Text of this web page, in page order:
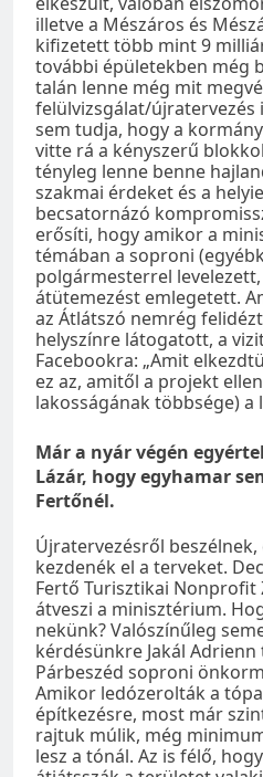
illetve a Mészáros és
kifizetett több mint 9
további épületekben még
talán lenne még mit
felülvizsgálat/újratervezés
sem tudja, hogy a
vitte rá a kényszerű
tényleg lenne benne
szakmai érdeket és a
becsatornázó
erősíti, hogy amikor a
témában a soproni
polgármesterrel
átütemezést emlegetett.
az Átlátszó nemrég
helyszínre látogatott, a
Facebookra: „Amit
ez az, amitől a projekt
lakosságának többsége)
Már a nyár végén
Lázár, hogy egyhamar
Fertőnél.
Újratervezésről
kezdenék el a terveket.
Fertő Turisztikai
átveszi a minisztérium.
nekünk? Valószínűleg
kérdésünkre Jakál
Párbeszéd soproni
Amikor ledózerolták a
építkezésre, most már
rajtuk múlik, még
lesz a tónál. Az is félő,